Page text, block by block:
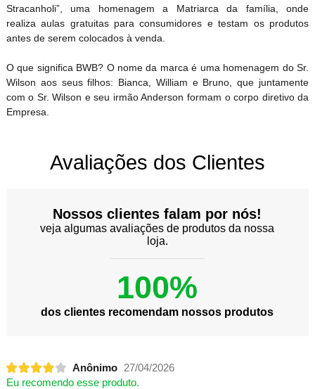
Stracanholi”, uma homenagem a Matriarca da família, onde
realiza aulas gratuitas para consumidores e testam os produtos
antes de serem colocados à venda.
O que significa BWB? O nome da marca é uma homenagem do Sr.
Wilson aos seus filhos: Bianca, William e Bruno, que juntamente
com o Sr. Wilson e seu irmão Anderson formam o corpo diretivo da
Empresa.
Avaliações dos Clientes
Nossos clientes falam por nós!
veja algumas avaliações de produtos da nossa
loja.
100%
dos clientes recomendam nossos produtos
Anônimo
27/04/2026
Eu recomendo esse produto.